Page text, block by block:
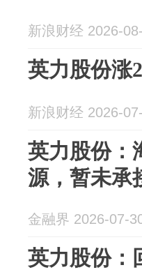
新浪财经 2026-
英力股份涨
新浪财经 2026-
英力股份：
源，暂未承
金融界 2026-07-
英力股份：